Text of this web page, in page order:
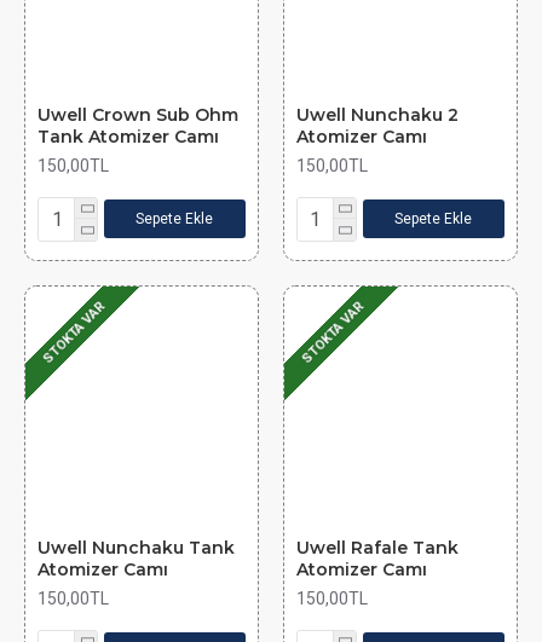
Uwell Crown Sub Ohm
Tank Atomizer Camı
150,00TL
Sepete Ekle
Uwell Nunchaku 2
Atomizer Camı
150,00TL
Sepete Ekle
STOKTA VAR
Uwell Nunchaku Tank
Atomizer Camı
150,00TL
STOKTA VAR
Uwell Rafale Tank
Atomizer Camı
150,00TL